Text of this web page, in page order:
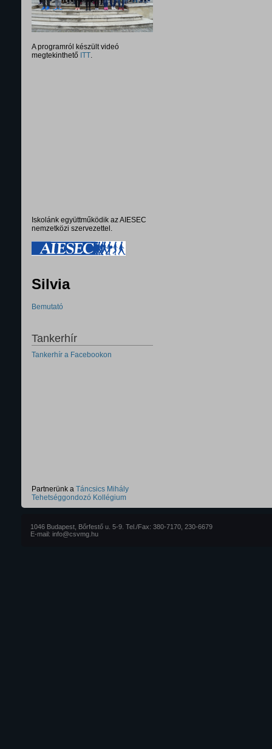
A programról készült videó
megtekinthető ITT.
Iskolánk együttműködik az AIESEC
nemzetközi szervezettel.
Silvia
Bemutató
Tankerhír
Tankerhír a Facebookon
Partnerünk a Táncsics Mihály
Tehetséggondozó Kollégium
1046 Budapest, Bőrfestő u. 5-9. Tel./Fax: 380-7170, 230-6679
E-mail: info@csvmg.hu